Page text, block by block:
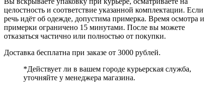
целостность и соответствие указанной комплектации. Если
речь идёт об одежде, допустима примерка. Время осмотра и
примерки ограничено 15 минутами. После вы можете
отказаться частично или полностью от покупки.
Доставка бесплатна при заказе от 3000 рублей.
*Действует ли в вашем городе курьерская служба,
уточняйте у менеджера магазина.